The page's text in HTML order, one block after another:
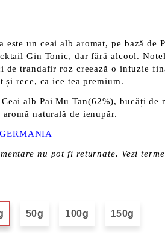
este un ceai alb aromat, pe bază de
Gin Tonic, dar fără alcool.
de trandafir roz creează o infuzie
și rece, ca ice tea premium.
Ceai alb Pai Mu Tan(62%), bucăți de
naturală de ienupăr.
nu pot fi returnate. Vezi
50g 100g 150g